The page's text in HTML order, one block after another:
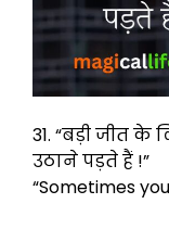
31. “बड़ी जीत
उठाने पड़ते हैं !”
“Sometimes